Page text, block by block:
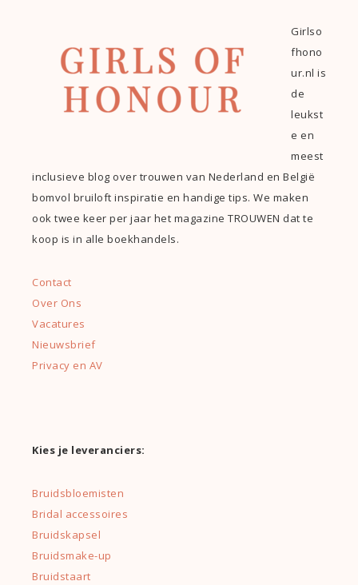
Girlso
fhono
ur.nl is
de
leukst
e en
meest
inclusieve blog over trouwen van Nederland en België
bomvol bruiloft inspiratie en handige tips. We maken
ook twee keer per jaar het magazine TROUWEN dat te
koop is in alle boekhandels.
Contact
Over Ons
Vacatures
Nieuwsbrief
Privacy en AV
Kies je leveranciers:
Bruidsbloemisten
Bridal accessoires
Bruidskapsel
Bruidsmake-up
Bruidstaart